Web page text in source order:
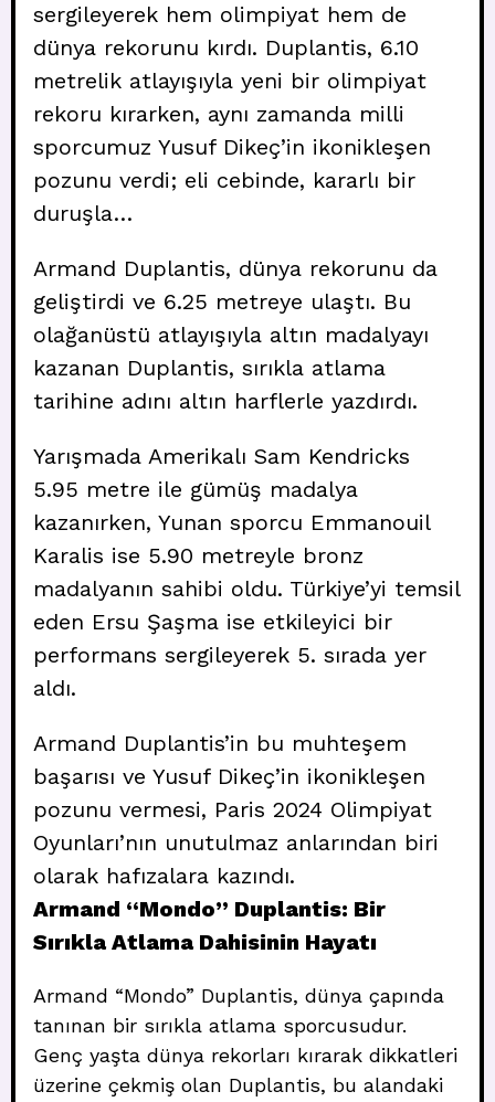
sergileyerek hem olimpiyat hem de
dünya rekorunu kırdı. Duplantis, 6.10
metrelik atlayışıyla yeni bir olimpiyat
rekoru kırarken, aynı zamanda milli
sporcumuz Yusuf Dikeç’in ikonikleşen
pozunu verdi; eli cebinde, kararlı bir
duruşla…
Armand Duplantis, dünya rekorunu da
geliştirdi ve 6.25 metreye ulaştı. Bu
olağanüstü atlayışıyla altın madalyayı
kazanan Duplantis, sırıkla atlama
tarihine adını altın harflerle yazdırdı.
Yarışmada Amerikalı Sam Kendricks
5.95 metre ile gümüş madalya
kazanırken, Yunan sporcu Emmanouil
Karalis ise 5.90 metreyle bronz
madalyanın sahibi oldu. Türkiye’yi temsil
eden Ersu Şaşma ise etkileyici bir
performans sergileyerek 5. sırada yer
aldı.
Armand Duplantis’in bu muhteşem
başarısı ve Yusuf Dikeç’in ikonikleşen
pozunu vermesi, Paris 2024 Olimpiyat
Oyunları’nın unutulmaz anlarından biri
olarak hafızalara kazındı.
Armand “Mondo” Duplantis: Bir
Sırıkla Atlama Dahisinin Hayatı
Armand “Mondo” Duplantis, dünya çapında
tanınan bir sırıkla atlama sporcusudur.
Genç yaşta dünya rekorları kırarak dikkatleri
üzerine çekmiş olan Duplantis, bu alandaki